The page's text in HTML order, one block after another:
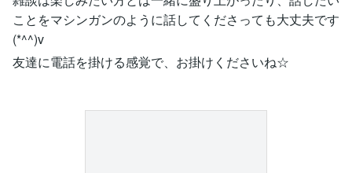
ことをマシンガンのように話してくださっても大丈夫です
(*^^)v
友達に電話を掛ける感覚で、お掛けくださいね☆